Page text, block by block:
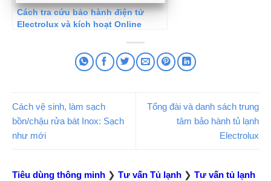
Cách tra cứu bảo hành điện tử
Electrolux và kích hoạt Online
Cách vệ sinh, làm sạch
bồn/chậu rửa bát Inox: Sạch
như mới
Tổng đài và danh sách trung
tâm bảo hành tủ lạnh
Electrolux
Tiêu dùng thông minh ❯ Tư vấn Tủ lạnh ❯ Tư vấn tủ lạnh